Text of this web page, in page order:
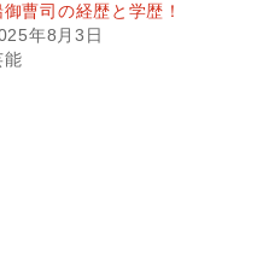
御曹司の経歴と学歴！
年8月3日
能